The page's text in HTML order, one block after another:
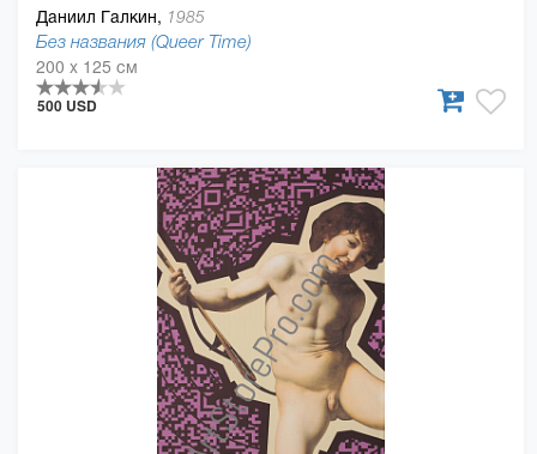
Даниил Галкин, 1985
Без названия (Queer Time)
200 x 125 см
500 USD